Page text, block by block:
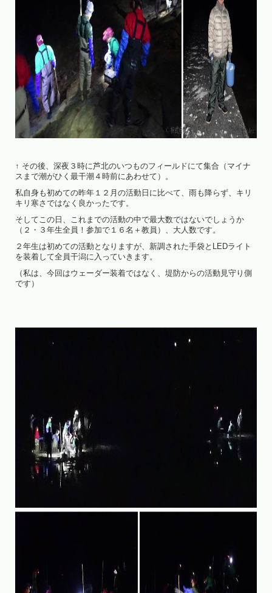
↑ その後、深夜３時に芦北のいつものフィールドにて集合（マイナ
スまで潮がひく最干潮４時前にあわせて）。
私自身も初めての昨年１２月の活動日に比べて、雨も降らず、キリ
キリ寒さではなく良かったです。
そしてこの日、これまでの活動の中で最大数ではないでしょうか
（２・３年生全員！参加で１６名＋教員）、大人数です。
２年生は初めての活動となりますが、新調された手袋とLEDライト
を装着して全員干潟に入っていきます。
（私は、今回はウェーダー装着ではなく、堤防からの活動見守り側
です）